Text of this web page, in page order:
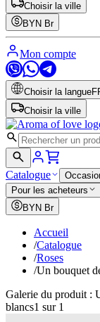
Choisir la ville
BYN Br
Mon compte
Choisir la langue
Choisir la ville
Catalogue
Pour les acheteurs
BYN Br
Accueil
/Catalogue
/Roses
/Un bouquet
Galerie du produit :
blancs1 sur 1